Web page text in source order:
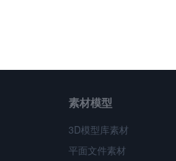
素材模型
3D模型库素材
平面文件素材